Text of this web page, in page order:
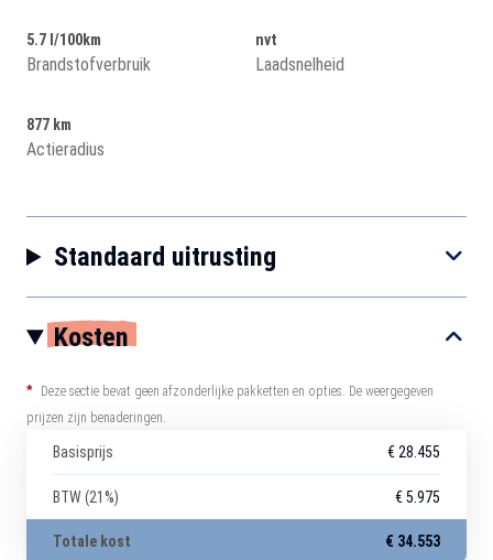
5.7 l/100km
Brandstofverbruik
nvt
Laadsnelheid
877 km
Actieradius
Standaard uitrusting
Kosten
*
Deze sectie bevat geen afzonderlijke pakketten en opties. De weergegeven
prijzen zijn benaderingen.
Basisprijs € 28.455
BTW (21%) € 5.975
Totale kost € 34.553